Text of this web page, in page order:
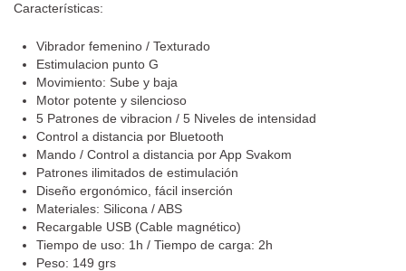
Características:
Vibrador femenino / Texturado
Estimulacion punto G
Movimiento: Sube y baja
Motor potente y silencioso
5 Patrones de vibracion / 5 Niveles de intensidad
Control a distancia por Bluetooth
Mando / Control a distancia por App Svakom
Patrones ilimitados de estimulación
Diseño ergonómico, fácil inserción
Materiales: Silicona / ABS
Recargable USB (Cable magnético)
Tiempo de uso: 1h / Tiempo de carga: 2h
Peso: 149 grs